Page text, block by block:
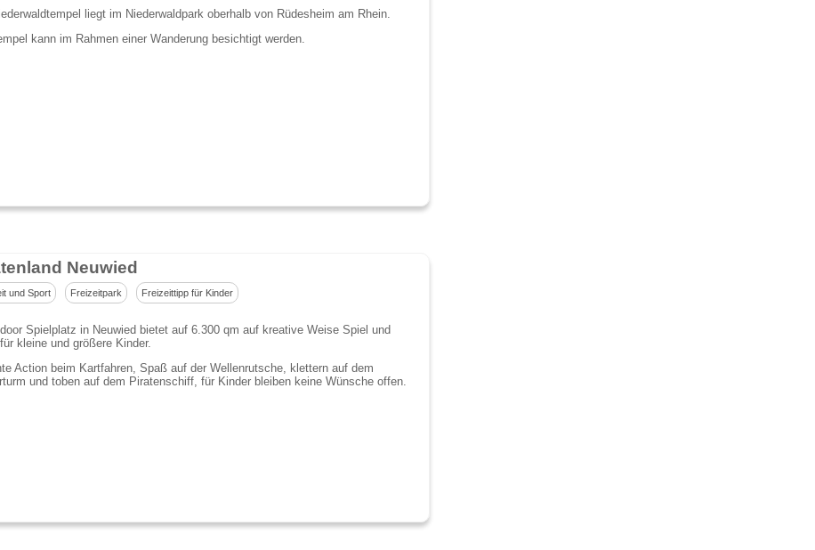
liegt im Niederwaldpark oberhalb von Rüdesheim am Rhein.
kann im Rahmen einer Wanderung besichtigt werden.
Neuwied
und Sport Freizeitpark Freizeittipp für Kinder
Spielplatz in Neuwied bietet auf 6.300 qm auf kreative Weise Spiel und
kleine und größere Kinder.
Action beim Kartfahren, Spaß auf der Wellenrutsche, klettern auf dem
und toben auf dem Piratenschiff, für Kinder bleiben keine Wünsche offen.